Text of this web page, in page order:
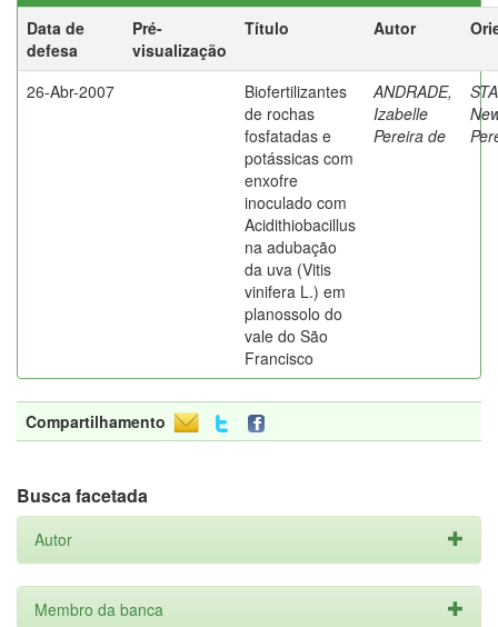
Data de
defesa
Pré-
visualização
Título Autor
26-Abr-2007
Biofertilizantes
de rochas
fosfatadas e
potássicas com
enxofre
inoculado com
Acidithiobacillus
na adubação
da uva (Vitis
vinifera L.) em
planossolo do
vale do São
Francisco
ANDRADE,
Izabelle
Pereira de
Compartilhamento
Busca facetada
Autor
Membro da banca